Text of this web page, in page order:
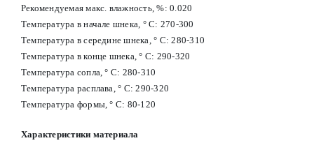
Рекомендуемая макс. влажность, %: 0.020
Температура в начале шнека, ° С: 270-300
Температура в середине шнека, ° С: 280-310
Температура в конце шнека, ° С: 290-320
Температура сопла, ° С: 280-310
Температура расплава, ° С: 290-320
Температура формы, ° С: 80-120
Характеристики материала